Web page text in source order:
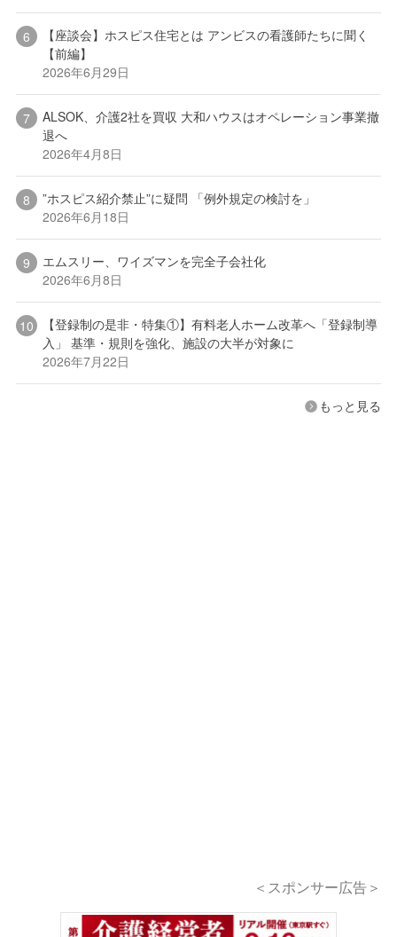
【座談会】ホスピス住宅とは アンビスの看護師たちに聞く
【前編】
2026年6月29日
ALSOK、介護2社を買収 大和ハウスはオペレーション事業撤
退へ
2026年4月8日
”ホスピス紹介禁止”に疑問 「例外規定の検討を」
2026年6月18日
エムスリー、ワイズマンを完全子会社化
2026年6月8日
【登録制の是非・特集①】有料老人ホーム改革へ「登録制導
入」 基準・規則を強化、施設の大半が対象に
2026年7月22日
もっと見る
＜スポンサー広告＞